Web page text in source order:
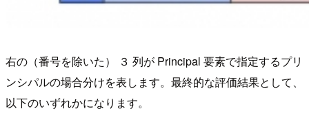
右の（番号を除いた） ３ 列が Principal 要素で指定するプリ
ンシパルの場合分けを表します。最終的な評価結果として、
以下のいずれかになります。